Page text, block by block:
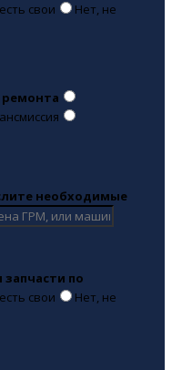
свои
Нет, не
необходимые
по
свои
Нет, не